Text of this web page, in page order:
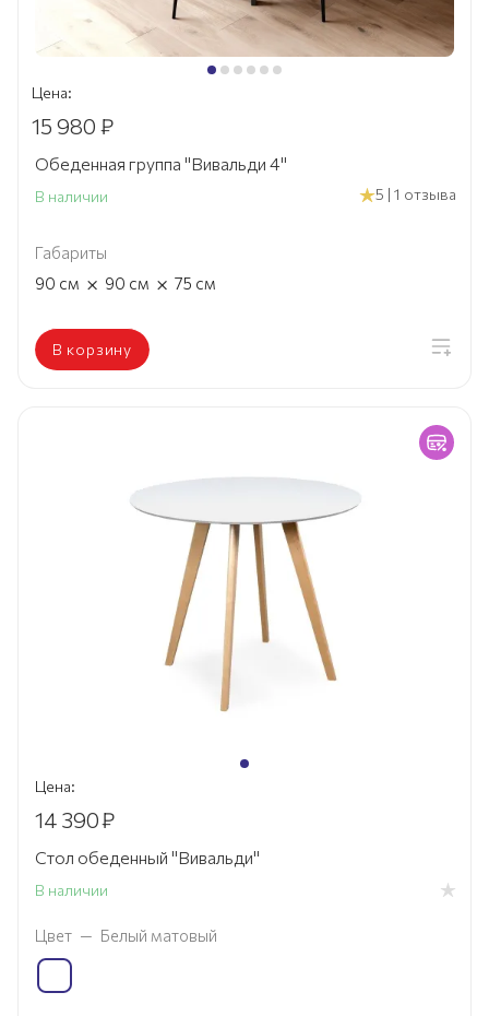
Цена:
15 980 ₽
Обеденная группа "Вивальди 4"
В наличии 5 | 1 отзыва
Габариты
90 см × 90 см × 75 см
В корзину
Цена:
14 390₽
Стол обеденный "Вивальди"
В наличии
Цвет — Белый матовый